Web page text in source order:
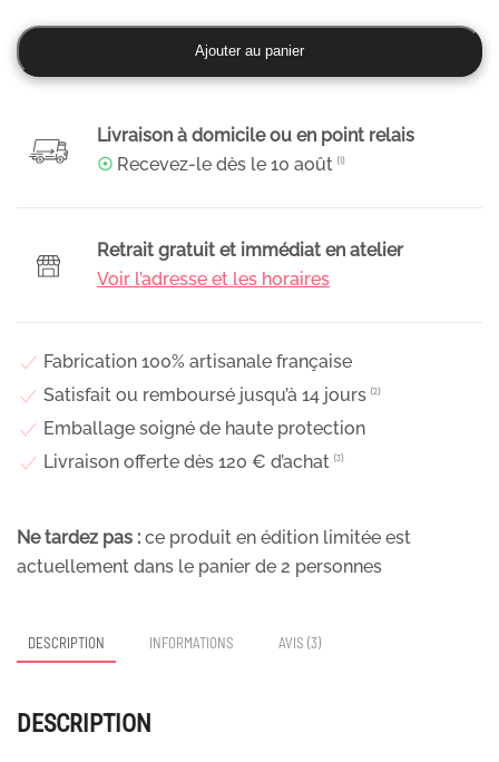
quantité
de
de
naturelles
avec
verre
teinté
violet,
Ajouter au panier
Livraison à domicile ou en point relais
☉ Recevez-le dès le10 août ⁽¹⁾
Retrait gratuit et immédiat en atelier
Voir l’adresse et les horaires
Fabrication 100% artisanale française
Satisfait ou remboursé jusqu’à 14 jours ⁽²⁾
Emballage soigné de haute protection
Livraison offerte dès 120 € d’achat ⁽³⁾
Ne tardez pas : ce produit en édition limitée est
actuellement dans le panier de 2 personnes
DESCRIPTION INFORMATIONS AVIS (3)
DESCRIPTION